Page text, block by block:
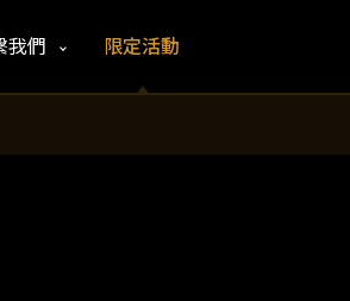
我們 限定活動